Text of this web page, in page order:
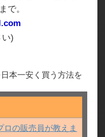
で。
)
本一安く買う方法を
ロの販売員が教えま